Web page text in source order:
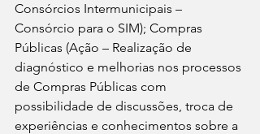
Consórcios Intermunicipais –
Consórcio para o SIM); Compras
Públicas (Ação – Realização de
diagnóstico e melhorias nos processos
de Compras Públicas com
possibilidade de discussões, troca de
experiências e conhecimentos sobre a